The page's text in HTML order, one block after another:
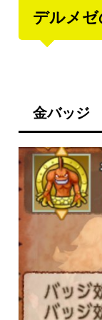
デルメ
金バッジ